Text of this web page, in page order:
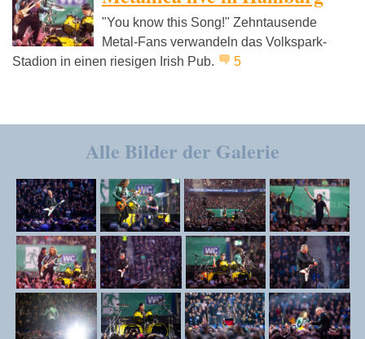
"You know this Song!" Zehntausende
Metal-Fans verwandeln das Volkspark-
Stadion in einen riesigen Irish Pub.
5
Alle Bilder der Galerie